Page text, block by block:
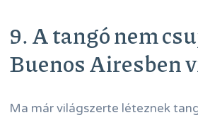
9. A tangó nem
Buenos Airesben
Ma már világszerte léteznek